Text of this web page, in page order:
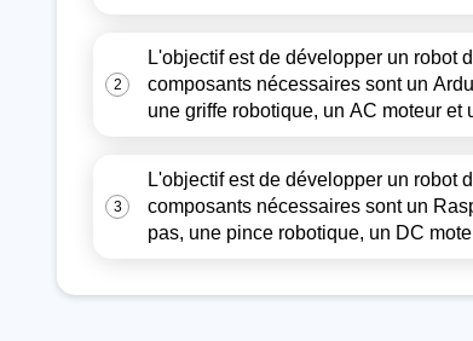
2
L'objectif est de développer un robot
composants nécessaires sont un
une griffe robotique, un AC moteur et
3
L'objectif est de développer un robot
composants nécessaires sont un
pas, une pince robotique, un DC